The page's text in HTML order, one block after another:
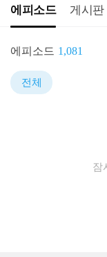
에피소드 게시판
에피소드 1,081
전체
잠